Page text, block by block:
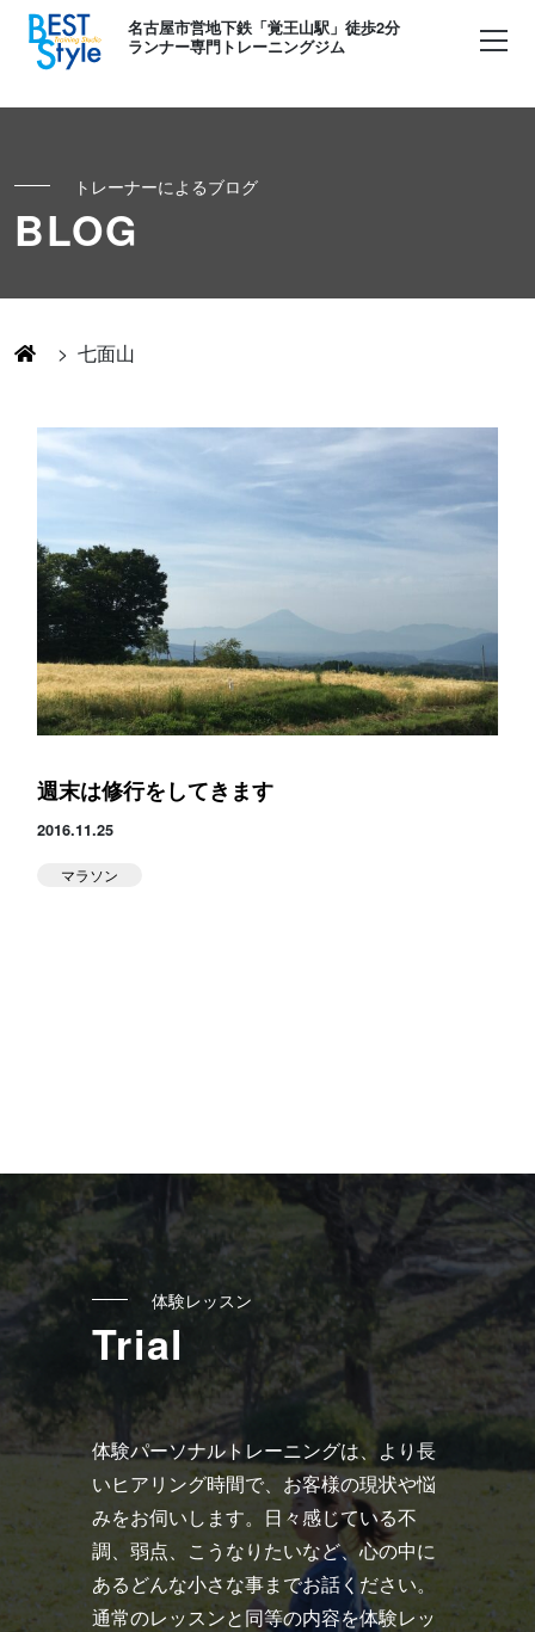
名古屋市営地下鉄「覚王山駅」徒歩2分
ランナー専門トレーニングジム
初めての方へ
お客様の声
Runner's パーソナル
Runner's コーチング
キッズ・かけっこ
ボディメイク
お知らせ
堀江のブログ
NEWS
KIDSかけっこ
アクセス
トレーナーによるブログ
BLOG
> 七面山
週末は修行をしてきます
2016.11.25
マラソン
体験レッスン
Trial
体験パーソナルトレーニングは、より長
いヒアリング時間で、お客様の現状や悩
みをお伺いします。日々感じている不
調、弱点、こうなりたいなど、心の中に
あるどんな小さな事までお話ください。
通常のレッスンと同等の内容を体験レッ